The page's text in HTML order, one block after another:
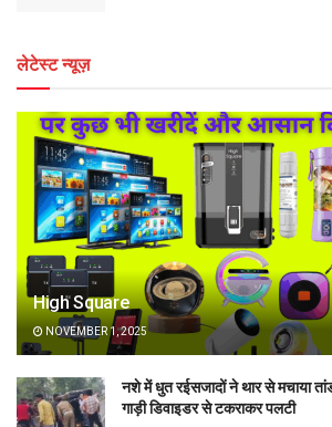
लेटेस्ट न्यूज़
High Square
NOVEMBER 1, 2025
नशे में धुत रईसजादों ने थार से मचाया
गाड़ी डिवाइडर से टकराकर पलटी